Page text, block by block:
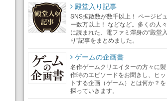
殿堂入り記事
SNS拡散数が数千以上！ ページビュ
ー数万以上！ などなど。多くの人々
に読まれた、電ファミ渾身の“殿堂入
り”記事をまとめました。
ゲームの企画書
名作ゲームクリエイターの方々に製
作時のエピソードをお聞きし、ヒッ
トする企画（ゲーム）とは何か？を
探っていきます。